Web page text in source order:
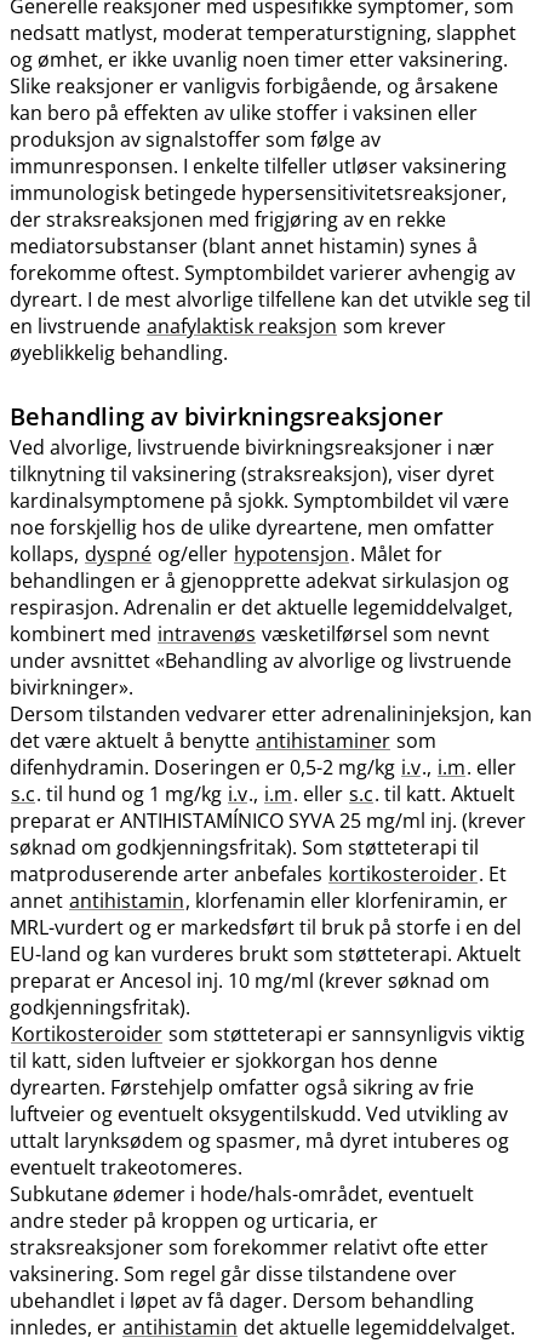
Generelle reaksjoner med uspesifikke symptomer, som
nedsatt matlyst, moderat temperaturstigning, slapphet
og ømhet, er ikke uvanlig noen timer etter vaksinering.
Slike reaksjoner er vanligvis forbigående, og årsakene
kan bero på effekten av ulike stoffer i vaksinen eller
produksjon av signalstoffer som følge av
immunresponsen. I enkelte tilfeller utløser vaksinering
immunologisk betingede hypersensitivitetsreaksjoner,
der straksreaksjonen med frigjøring av en rekke
mediatorsubstanser (blant annet histamin) synes å
forekomme oftest. Symptombildet varierer avhengig av
dyreart. I de mest alvorlige tilfellene kan det utvikle seg til
en livstruende anafylaktisk reaksjon som krever
øyeblikkelig behandling.
Behandling av bivirkningsreaksjoner
Ved alvorlige, livstruende bivirkningsreaksjoner i nær
tilknytning til vaksinering (straksreaksjon), viser dyret
kardinalsymptomene på sjokk. Symptombildet vil være
noe forskjellig hos de ulike dyreartene, men omfatter
kollaps, dyspné og​/​eller hypotensjon. Målet for
behandlingen er å gjenopprette adekvat sirkulasjon og
respirasjon. Adrenalin er det aktuelle legemiddelvalget,
kombinert med intravenøs væsketilførsel som nevnt
under avsnittet «Behandling av alvorlige og livstruende
bivirkninger».
Dersom tilstanden vedvarer etter adrenalininjeksjon, kan
det være aktuelt å benytte antihistaminer som
difenhydramin. Doseringen er 0,5-2 mg/kg i.v., i.m. eller
s.c. til hund og 1 mg/kg i.v., i.m. eller s.c. til katt. Aktuelt
preparat er ANTIHISTAMÍNICO SYVA 25 mg/ml inj. (krever
søknad om godkjenningsfritak). Som støtteterapi til
matproduserende arter anbefales kortikosteroider. Et
annet antihistamin, klorfenamin eller klorfeniramin, er
MRL-vurdert og er markedsført til bruk på storfe i en del
EU-land og kan vurderes brukt som støtteterapi. Aktuelt
preparat er Ancesol inj. 10 mg/ml (krever søknad om
godkjenningsfritak).
Kortikosteroider som støtteterapi er sannsynligvis viktig
til katt, siden luftveier er sjokkorgan hos denne
dyrearten. Førstehjelp omfatter også sikring av frie
luftveier og eventuelt oksygentilskudd. Ved utvikling av
uttalt larynksødem og spasmer, må dyret intuberes og
eventuelt trakeotomeres.
Subkutane ødemer i hode​/​hals-området, eventuelt
andre steder på kroppen og urticaria, er
straksreaksjoner som forekommer relativt ofte etter
vaksinering. Som regel går disse tilstandene over
ubehandlet i løpet av få dager. Dersom behandling
innledes, er antihistamin det aktuelle legemiddelvalget.